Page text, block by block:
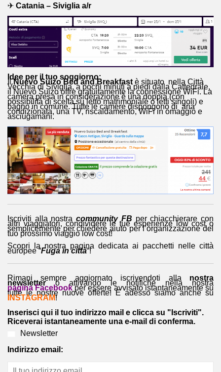
✈ Catania – Siviglia a/r
Idee per il tuo soggiorno:
IlNuevo Suizo Bed and Breakfast è situato nella Città
Vecchia di Siviglia, a pochi minuti a piedi dalla Cattedrale,
il Nuevo Suizo offre gratuitamente la connessione WiFi. La
camera presa in considerazione è una doppia (con
possibilità di scelta su letto matrimoniale o letti singoli) e
bagno in comune. Tutte le camere dispongono di aria
condizionata, una TV, riscaldamento, WiFi in omaggio e
asciugamani.
Iscriviti alla nostracommunity FB per chiacchierare con
altri viaggiatori, condividere le tue esperienze low cost o
semplicemente per chiedere aiuto per l’organizzazione del
tuo prossimo viaggio low cost!
Scopri la nostra pagina dedicata ai pacchetti nelle città
europee “Fuga in città“!
Rimani sempre aggiornato iscrivendoti alla nostra
newslettero attivando le notifiche nella nostra
pagina Facebookper essere avvisato istantaneamente su
tutte le nostre nuove offerte! E adesso siamo anche su
INSTAGRAM!
Inserisci qui il tuo indirizzo mail e clicca su "Iscriviti".
Riceverai istantaneamente una e-mail di conferma.
Newsletter
Indirizzo email: